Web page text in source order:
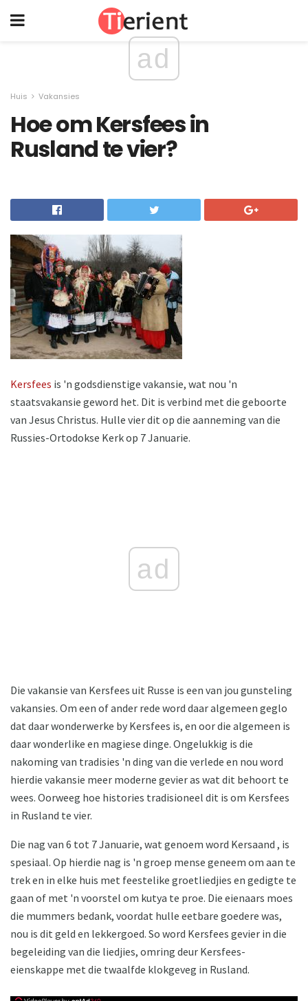
ad
Huis Vakansies
Hoe om Kersfees in
Rusland te vier?
Kersfees is 'n godsdienstige vakansie, wat nou 'n
staatsvakansie geword het. Dit is verbind met die geboorte
van Jesus Christus. Hulle vier dit op die aanneming van die
Russies-Ortodokse Kerk op 7 Januarie.
ad
Die vakansie van Kersfees uit Russe is een van jou gunsteling
vakansies. Om een ​​of ander rede word daar algemeen geglo
dat daar wonderwerke by Kersfees is, en oor die algemeen is
daar wonderlike en magiese dinge. Ongelukkig is die
nakoming van tradisies 'n ding van die verlede en nou word
hierdie vakansie meer moderne gevier as wat dit behoort te
wees. Oorweeg hoe histories tradisioneel dit is om Kersfees
in Rusland te vier.
Die nag van 6 tot 7 Januarie, wat genoem word Kersaand , is
spesiaal. Op hierdie nag is 'n groep mense geneem om aan te
trek en in elke huis met feestelike groetliedjies en gedigte te
gaan of met 'n voorstel om kutya te proe. Die eienaars moes
die mummers bedank, voordat hulle eetbare goedere was,
nou is dit geld en lekkergoed. So word Kersfees gevier in die
begeleiding van die liedjies, omring deur Kersfees-
eienskappe met die twaalfde klokgeveg in Rusland.